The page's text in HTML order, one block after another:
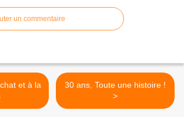
un commentaire
30 ans, Toute une histoire !
>